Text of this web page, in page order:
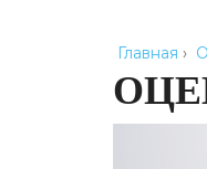
Главная ›